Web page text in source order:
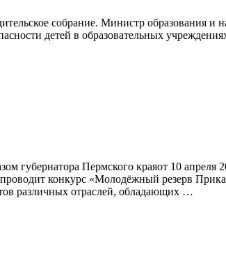
собрание. Министр образования и
детей в образовательных
губернатора Пермского краяот 10
конкурс «Молодёжный резерв
отраслей, обладающих …